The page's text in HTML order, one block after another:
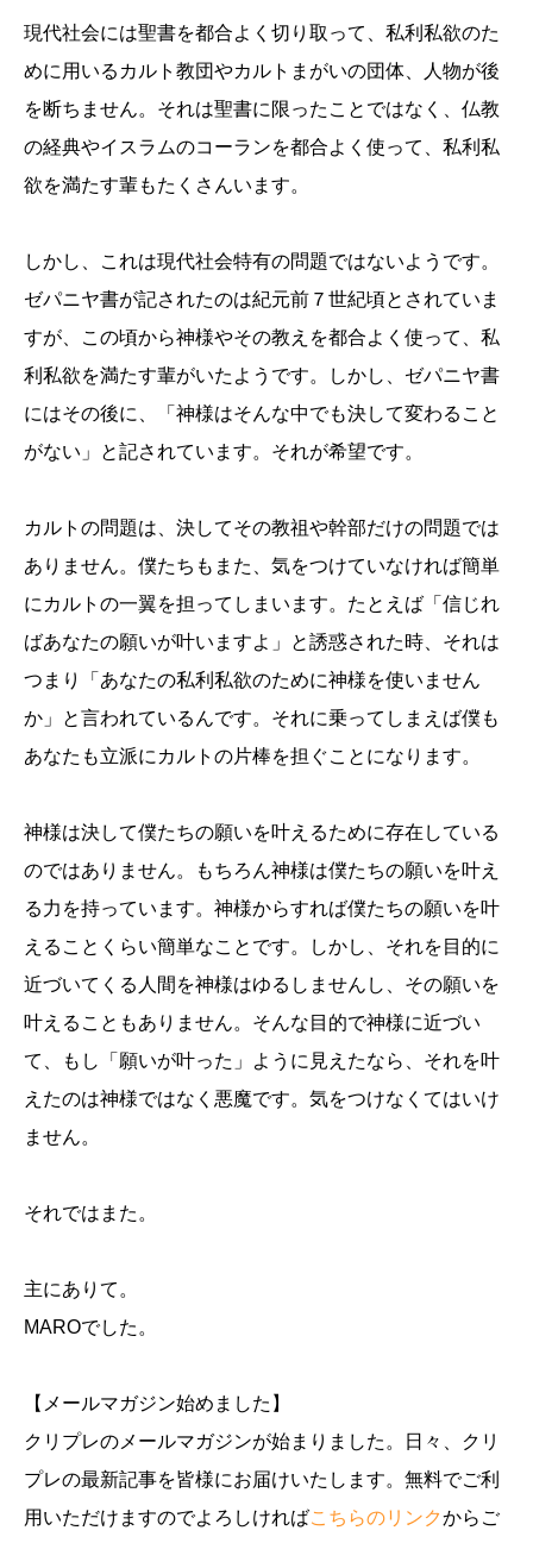
現代社会には聖書を都合よく切り取って、私利私欲のた
めに用いるカルト教団やカルトまがいの団体、人物が後
を断ちません。それは聖書に限ったことではなく、仏教
の経典やイスラムのコーランを都合よく使って、私利私
欲を満たす輩もたくさんいます。
しかし、これは現代社会特有の問題ではないようです。
ゼパニヤ書が記されたのは紀元前７世紀頃とされていま
すが、この頃から神様やその教えを都合よく使って、私
利私欲を満たす輩がいたようです。しかし、ゼパニヤ書
にはその後に、「神様はそんな中でも決して変わること
がない」と記されています。それが希望です。
カルトの問題は、決してその教祖や幹部だけの問題では
ありません。僕たちもまた、気をつけていなければ簡単
にカルトの一翼を担ってしまいます。たとえば「信じれ
ばあなたの願いが叶いますよ」と誘惑された時、それは
つまり「あなたの私利私欲のために神様を使いません
か」と言われているんです。それに乗ってしまえば僕も
あなたも立派にカルトの片棒を担ぐことになります。
神様は決して僕たちの願いを叶えるために存在している
のではありません。もちろん神様は僕たちの願いを叶え
る力を持っています。神様からすれば僕たちの願いを叶
えることくらい簡単なことです。しかし、それを目的に
近づいてくる人間を神様はゆるしませんし、その願いを
叶えることもありません。そんな目的で神様に近づい
て、もし「願いが叶った」ように見えたなら、それを叶
えたのは神様ではなく悪魔です。気をつけなくてはいけ
ません。
それではまた。
主にありて。
MAROでした。
【メールマガジン始めました】
クリプレのメールマガジンが始まりました。日々、クリ
プレの最新記事を皆様にお届けいたします。無料でご利
用いただけますのでよろしければこちらのリンクからご